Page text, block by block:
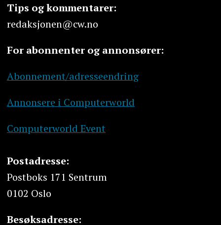
Tips og kommentarer:
redaksjonen@cw.no
For abonnenter og annonsører:
Abonnement/adresseendring
Annonsere i Computerworld
Computerworld Event
Postadresse:
Postboks 171 Sentrum
0102 Oslo
Besøksadresse: